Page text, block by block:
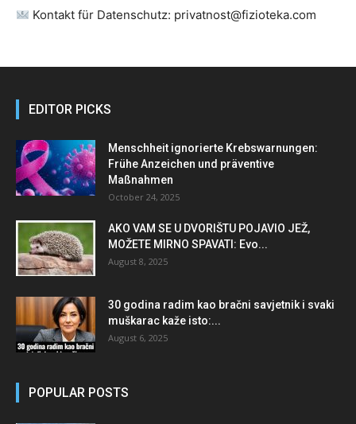
Kontakt für Datenschutz: privatnost@fizioteka.com
EDITOR PICKS
Menschheit ignorierte Krebswarnungen:
Frühe Anzeichen und präventive
Maßnahmen
October 24, 2025
AKO VAM SE U DVORIŠTU POJAVIO JEŽ,
MOŽETE MIRNO SPAVATI: Evo...
August 8, 2025
30 godina radim kao bračni savjetnik i svaki
muškarac kaže isto:...
August 6, 2025
POPULAR POSTS